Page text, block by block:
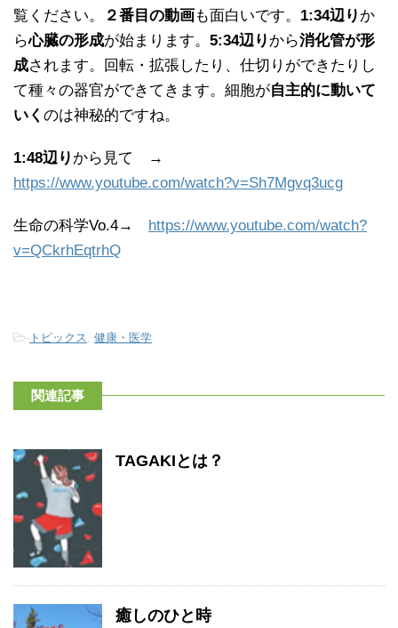
覧ください。
２番目の動画も面白いです。 1:34辺り か
ら心臓の形成が始まります。 5:34辺り から消化管が形
成されます。回転・拡張したり、仕切りができたりし
て種々の器官ができてきます。細胞が自主的に動いて
いく のは神秘的ですね。
1:48辺り から見て →
https://www.youtube.com/watch?v=Sh7Mgvq3ucg
生命の科学Vo.4→ https://www.youtube.com/watch?
v=QCkrhEqtrhQ
- トピックス 健康・医学
関連記事
TAGAKIとは？
癒しのひと時